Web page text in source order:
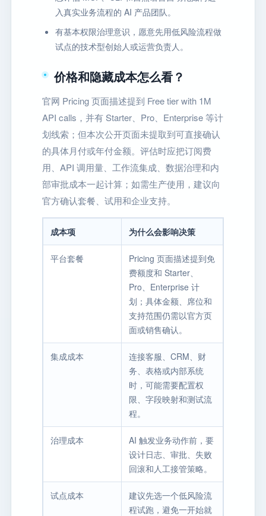
入真实业务流程的 AI 产品团队。
有基本权限治理意识，愿意先用低风险流程做
试点的技术型创始人或运营负责人。
价格和隐藏成本怎么看？
官网 Pricing 页面描述提到 Free tier with 1M
API calls，并有 Starter、Pro、Enterprise 等计
划线索；但本次公开页面未提取到可直接确认
的具体月付或年付金额。评估时应把订阅费
用、API 调用量、工作流集成、数据治理和内
部审批成本一起计算；如需生产使用，建议向
官方确认套餐、试用和企业支持。
成本项 为什么会影响决策
平台套餐
Pricing 页面描述提到免
费额度和 Starter、
Pro、Enterprise 计
划；具体金额、席位和
支持范围仍需以官方页
面或销售确认。
集成成本
连接客服、CRM、财
务、表格或内部系统
时，可能需要配置权
限、字段映射和测试流
程。
治理成本
AI 触发业务动作前，要
设计日志、审批、失败
回滚和人工接管策略。
试点成本
建议先选一个低风险流
程试跑，避免一开始就